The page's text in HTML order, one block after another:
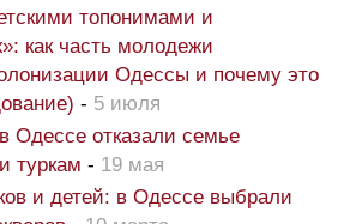
топонимами и
как часть молодежи
Одессы и почему это
- 5 июля
Одессе отказали семье
туркам - 19 мая
и детей: в Одессе выбрали